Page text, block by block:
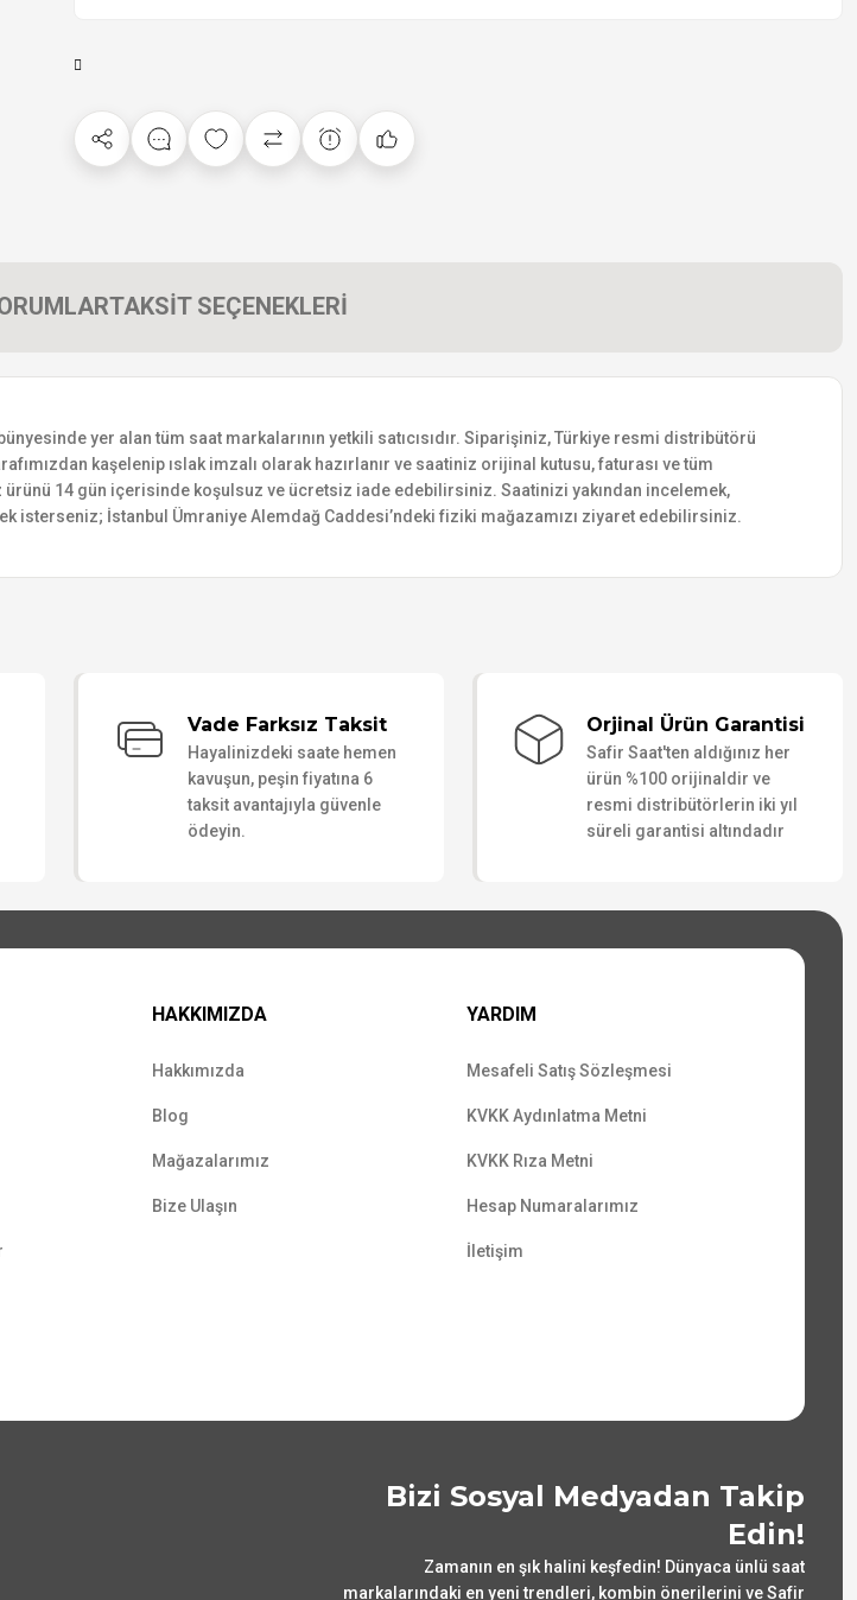
TAKSİT SEÇENEKLERİ
yer alan tüm saat markalarının yetkili satıcısıdır. Siparişiniz, Türkiye resmi distribütörü
kaşelenip ıslak imzalı olarak hazırlanır ve saatiniz orijinal kutusu, faturası ve tüm
ürünü 14 gün içerisinde koşulsuz ve ücretsiz iade edebilirsiniz. Saatinizi yakından incelemek,
İstanbul Ümraniye Alemdağ Caddesi’ndeki fiziki mağazamızı ziyaret edebilirsiniz.
Vade Farksız Taksit
Hayalinizdeki saate hemen
kavuşun, peşin fiyatına 6
taksit avantajıyla güvenle
ödeyin.
Orjinal Ürün Garantisi
Safir Saat'ten aldığınız her
ürün %100 orijinaldir ve
resmi distribütörlerin iki yıl
süreli garantisi altındadır
HAKKIMIZDA
Hakkımızda
Blog
Mağazalarımız
Bize Ulaşın
YARDIM
Mesafeli Satış Sözleşmesi
KVKK Aydınlatma Metni
KVKK Rıza Metni
Hesap Numaralarımız
İletişim
Bizi Sosyal Medyadan Takip
Edin!
Zamanın en şık halini keşfedin! Dünyaca ünlü saat
markalarındaki en yeni trendleri, kombin önerilerini ve Safir